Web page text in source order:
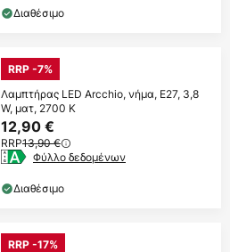
Διαθέσιμο
RRP -7%
Λαμπτήρας LED Arcchio, νήμα, E27, 3,8
W, ματ, 2700 K
12,90 €
RRP13,90 €
Φύλλο δεδομένων
Διαθέσιμο
RRP -17%